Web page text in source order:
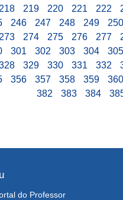
218 219 220 221 222
246 247 248 249 250
273 274 275 276 277
301 302 303 304 305
329 330 331 332
356 357 358 359 360
382
383 384
do Professor